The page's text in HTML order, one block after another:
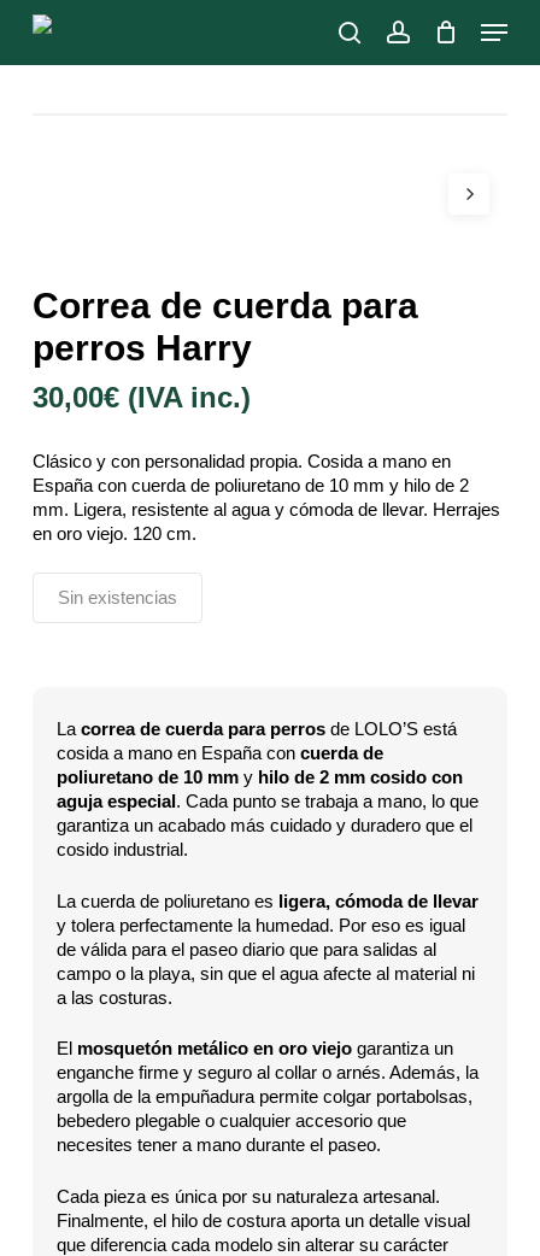
Skip
main
Menu
Correa de cuerda para
perros Harry
30,00€ (IVA inc.)
Clásico y con personalidad propia. Cosida a mano en
España con cuerda de poliuretano de 10 mm y hilo de 2
mm. Ligera, resistente al agua y cómoda de llevar. Herrajes
en oro viejo. 120 cm.
Sin existencias
La correa de cuerda para perrosde LOLO’S está
cosida a mano en España con cuerda de
poliuretano de 10 mmy hilo de 2 mm cosido con
aguja especial. Cada punto se trabaja a mano, lo que
garantiza un acabado más cuidado y duradero que el
cosido industrial.
La cuerda de poliuretano es ligera, cómoda de llevar
y tolera perfectamente la humedad. Por eso es igual
de válida para el paseo diario que para salidas al
campo o la playa, sin que el agua afecte al material ni
a las costuras.
El mosquetón metálico en oro viejogarantiza un
enganche firme y seguro al collar o arnés. Además, la
argolla de la empuñadura permite colgar portabolsas,
bebedero plegable o cualquier accesorio que
necesites tener a mano durante el paseo.
Cada pieza es única por su naturaleza artesanal.
Finalmente, el hilo de costura aporta un detalle visual
que diferencia cada modelo sin alterar su carácter
Close